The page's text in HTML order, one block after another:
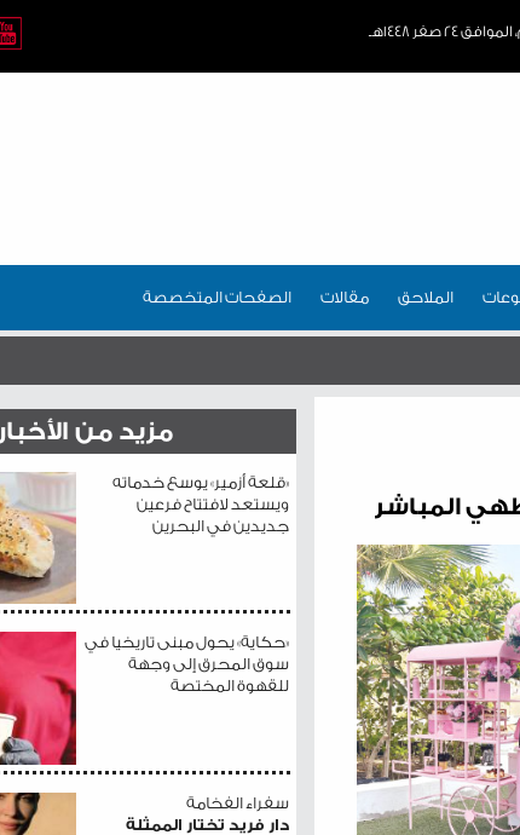
الملاحق مقالات الصفحات المتخصصة
المباشر
مزيد من الأخبار
«قلعة أزمير» يوسع خدماته
ويستعد لافتتاح فرعين
جديدين في البحرين
«حكاية» يحول مبنى تاريخيا في
سوق المحرق إلى وجهة
للقهوة المختصة
سفراء الفخامة
دار فريد تختار الممثلة